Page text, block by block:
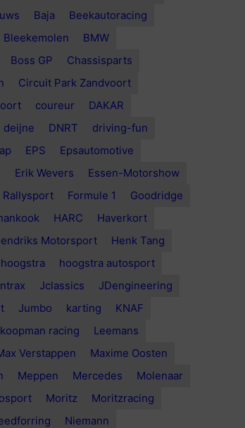
Baja
Beekautoracing
Bleekemolen
BMW
Boss GP
Chassisparts
Circuit Park Zandvoort
coureur
DAKAR
deijne DNRT
driving-fun
EPS
Epsautomotive
Erik Wevers
Essen-Motorshow
Rallysport Formule 1
Goodridge
HARC
Haverkort
Motorsport
Henk Tang
hoogstra
hoogstra autosport
Jclassics
JDengineering
Jumbo karting
KNAF
koopman racing
Leemans
Verstappen
Maxime Oosten
Meppen Mercedes
Molenaar
Moritz
Moritzracing
Niemann